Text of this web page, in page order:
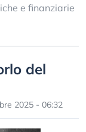
e finanziarie
del
2025 - 06:32